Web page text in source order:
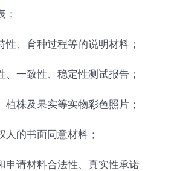
；
性、育种过程等的说明材料；
、一致性、稳定性测试报告；
植株及果实等实物彩色照片；
人的书面同意材料；
申请材料合法性、真实性承诺